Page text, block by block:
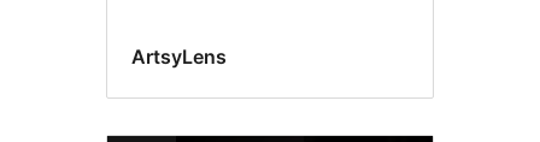
ArtsyLens